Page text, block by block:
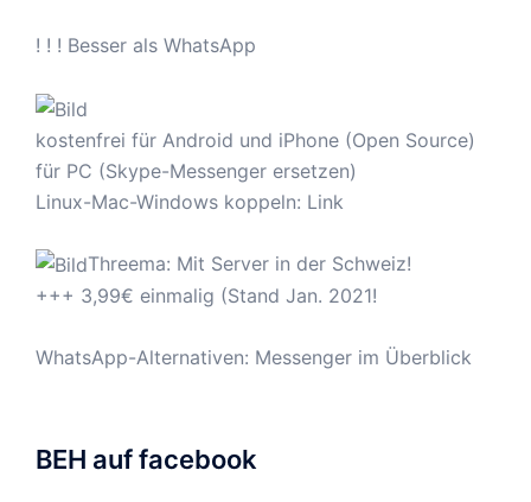
! ! ! Besser als WhatsApp
kostenfrei für Android und iPhone (Open Source)
für PC (Skype-Messenger ersetzen)
Linux-Mac-Windows koppeln: Link
Threema: Mit Server in der Schweiz!
+++ 3,99€ einmalig (Stand Jan. 2021!
WhatsApp-Alternativen: Messenger im Überblick
BEH auf facebook